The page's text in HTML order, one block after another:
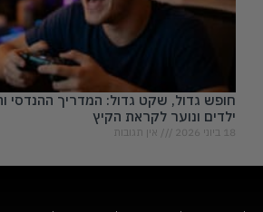
חופש גדול, שקט גדול: המדריך ההנדסי
ילדים ונוער לקראת הקיץ
18 ביוני 2026 אין תגובות